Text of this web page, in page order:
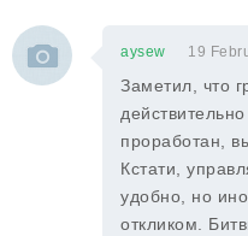
aysew 19
Заметил, что
проработан,
Кстати,
удобно, но
откликом.